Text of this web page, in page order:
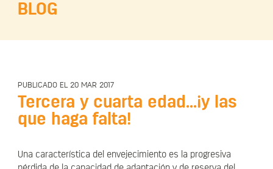
BLOG
PUBLICADO EL 20 MAR 2017
Tercera y cuarta edad...¡y las
que haga falta!
Una característica del envejecimiento es la progresiva